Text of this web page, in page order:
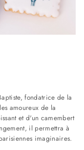
fondatrice de la
amoureux de la
et d'un camembert
il permettra à
imaginaires.